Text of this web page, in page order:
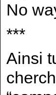
No
***
Ainsi